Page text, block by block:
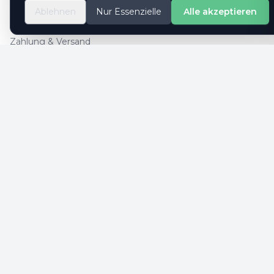
So geht es
Kontaktformular
Zahlung & Versand
Ablehnen Nur Essenzielle Alle akzeptieren